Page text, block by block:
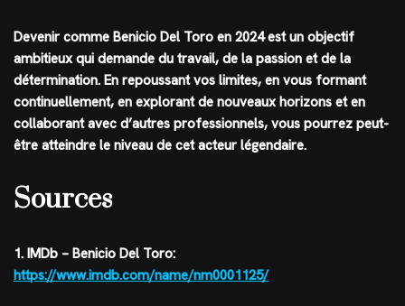
Devenir comme Benicio Del Toro en 2024 est un objectif
ambitieux qui demande du travail, de la passion et de la
détermination. En repoussant vos limites, en vous formant
continuellement, en explorant de nouveaux horizons et en
collaborant avec d’autres professionnels, vous pourrez peut-
être atteindre le niveau de cet acteur légendaire.
Sources
1. IMDb – Benicio Del Toro:
https://www.imdb.com/name/nm0001125/